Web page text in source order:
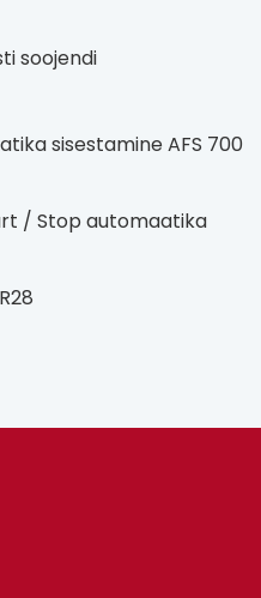
soojendi
sisestamine AFS 700
/ Stop automaatika